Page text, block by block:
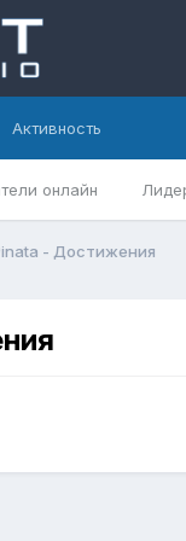
онлайн
Активность
- Достижения